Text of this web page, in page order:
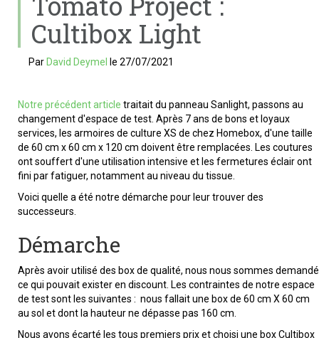
Cultibox Light
ParDavid Deymel le 27/07/2021
Notre précédent article traitait du panneau Sanlight, passons au
changement d'espace de test. Après 7 ans de bons et loyaux
services, les armoires de culture XS de chez Homebox, d'une taille
de 60 cm x 60 cm x 120 cm doivent être remplacées. Les coutures
ont souffert d'une utilisation intensive et les fermetures éclair ont
fini par fatiguer, notamment au niveau du tissue.
Voici quelle a été notre démarche pour leur trouver des
successeurs.
Démarche
Après avoir utilisé des box de qualité, nous nous sommes demandé
ce qui pouvait exister en discount. Les contraintes de notre espace
de test sont les suivantes : nous fallait une box de 60 cm X 60 cm
au sol et dont la hauteur ne dépasse pas 160 cm.
Nous avons écarté les tous premiers prix et choisi une box Cultibox